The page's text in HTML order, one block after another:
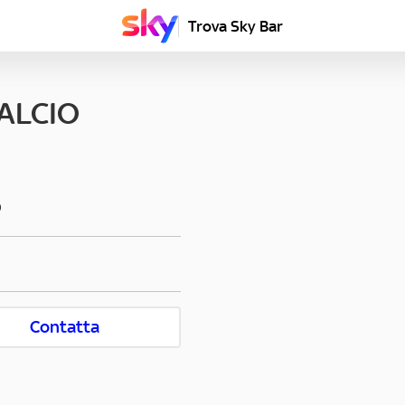
Trova Sky Bar
Contatta